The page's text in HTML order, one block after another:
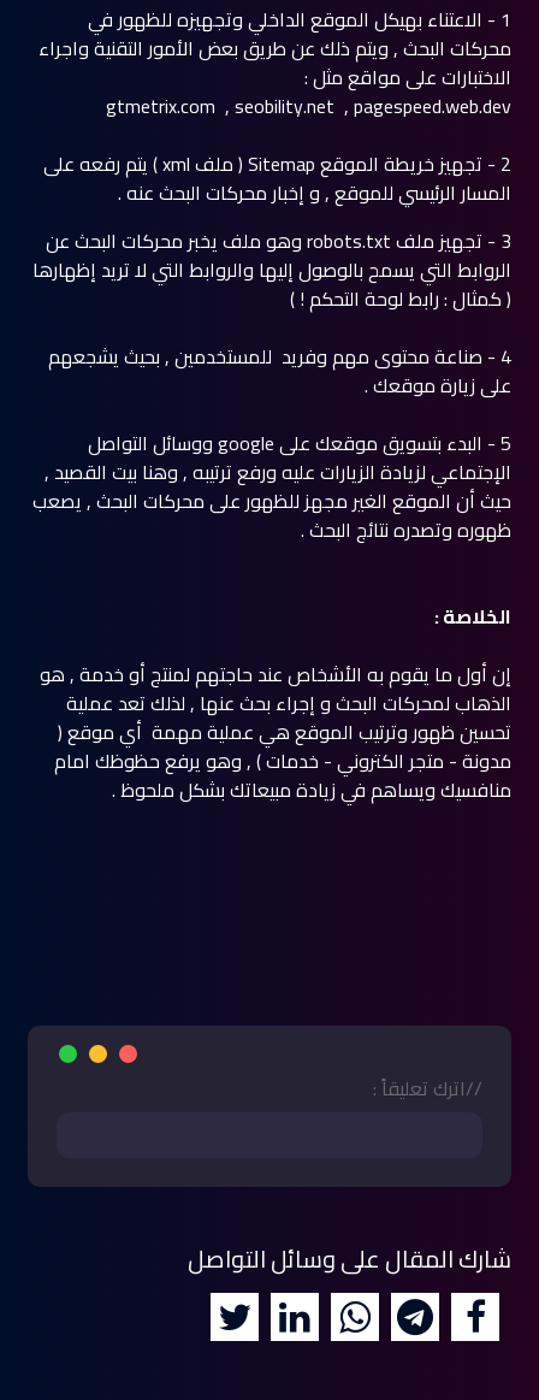
1 - الاعتناء بهيكل الموقع الداخلي وتجهيزه للظهور في
محركات البحث , ويتم ذلك عن طريق بعض الأمور التقنية واجراء
الاختبارات على مواقع مثل :
gtmetrix.com ,seobility.net ,pagespeed.web.dev
2 - تجهيز خريطة الموقع Sitemap ( ملف xml ) يتم رفعه على
المسار الرئيسي للموقع , و إخبار محركات البحث عنه .
3 - تجهيز ملف robots.txt وهو ملف يخبر محركات البحث عن
الروابط التي يسمح بالوصول إليها والروابط التي لا تريد إظهارها
( كمثال : رابط لوحة التحكم ! )
4 - صناعة محتوى مهم وفريد للمستخدمين , بحيث يشجعهم
على زيارة موقعك .
5 - البدء بتسويق موقعك على google ووسائل التواصل
الإجتماعي لزيادة الزيارات عليه ورفع ترتيبه , وهنا بيت القصيد ,
حيث أن الموقع الغير مجهز للظهور على محركات البحث , يصعب
ظهوره وتصدره نتائج البحث .
الخلاصة :
إن أول ما يقوم به الأشخاص عند حاجتهم لمنتج أو خدمة , هو
الذهاب لمحركات البحث و إجراء بحث عنها , لذلك تعد عملية
تحسين ظهور وترتيب الموقع هي عملية مهمة أي موقع (
مدونة - متجر الكتروني - خدمات ) , وهو يرفع حظوظك امام
منافسيك ويساهم في زيادة مبيعاتك بشكل ملحوظ .
//اترك تعليقاً :
شارك المقال على وسائل التواصل